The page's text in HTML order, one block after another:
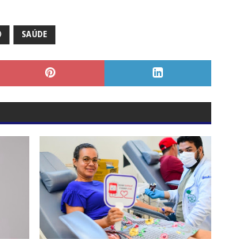
SAÚDE